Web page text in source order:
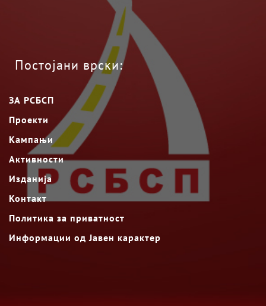
Постојани врски:
ЗА РСБСП
Проекти
Кампањи
Активности
Изданија
Контакт
Политика за приватност
Информации од Јавен карактер